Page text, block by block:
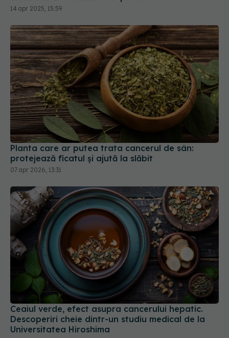
Planta care ar putea trata cancerul de sân:
protejează ficatul și ajută la slăbit
07 apr 2026, 13:31
Ceaiul verde, efect asupra cancerului hepatic.
Descoperiri cheie dintr-un studiu medical de la
Universitatea Hiroshima
16 mai 2025, 13:06